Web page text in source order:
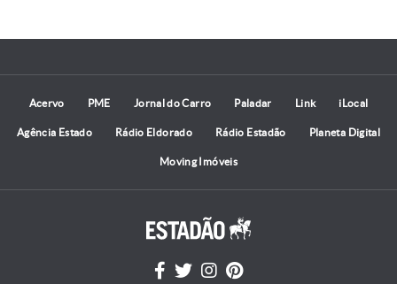
Acervo PME Jornal do Carro Paladar Link iLocal
Agência Estado Rádio Eldorado Rádio Estadão Planeta Digital
Moving Imóveis